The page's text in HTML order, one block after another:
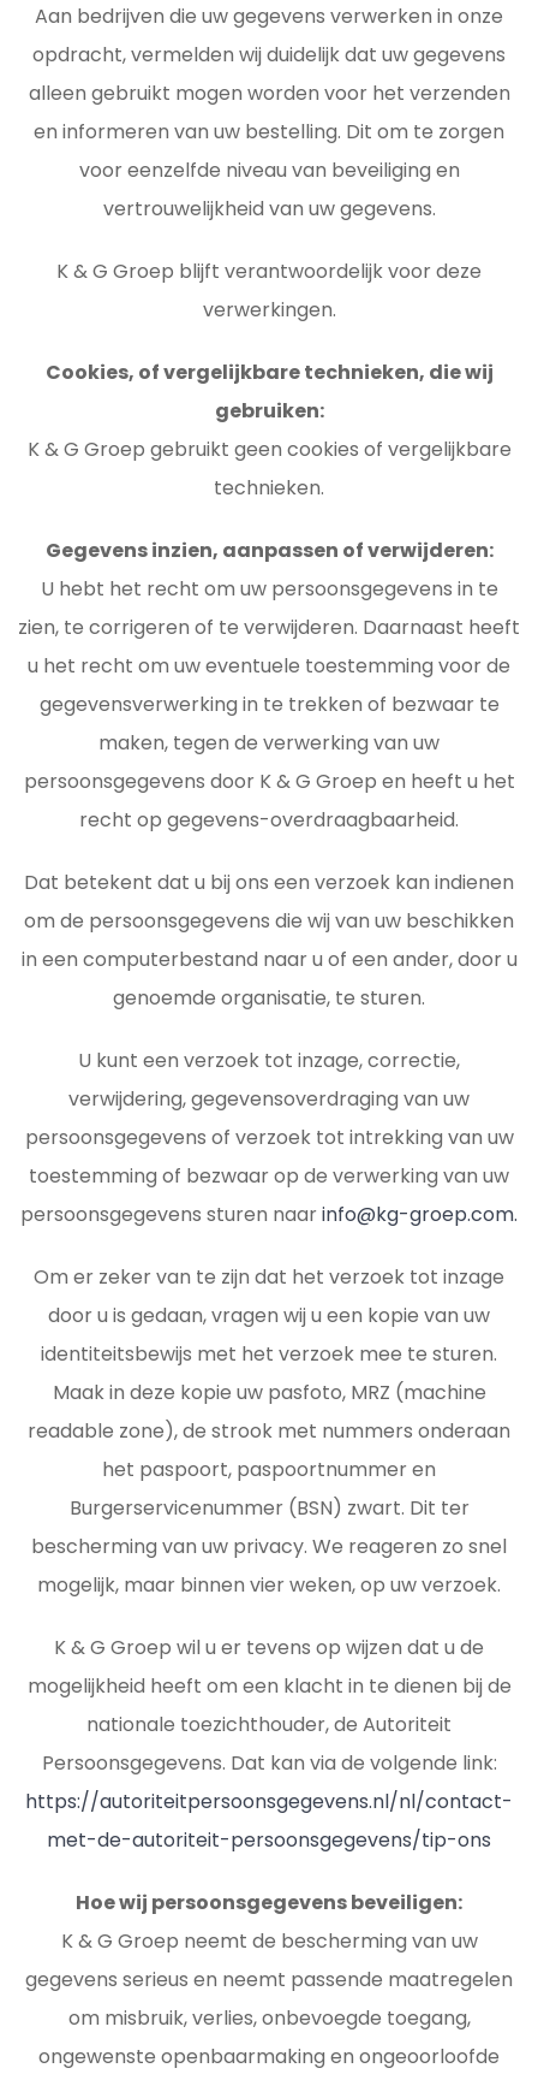
Aan bedrijven die uw gegevens verwerken in onze
opdracht, vermelden wij duidelijk dat uw gegevens
alleen gebruikt mogen worden voor het verzenden
en informeren van uw bestelling. Dit om te zorgen
voor eenzelfde niveau van beveiliging en
vertrouwelijkheid van uw gegevens.
K & G Groep blijft verantwoordelijk voor deze
verwerkingen.
Cookies, of vergelijkbare technieken, die wij
gebruiken:
K & G Groep gebruikt geen cookies of vergelijkbare
technieken.
Gegevens inzien, aanpassen of verwijderen:
U hebt het recht om uw persoonsgegevens in te
zien, te corrigeren of te verwijderen. Daarnaast heeft
u het recht om uw eventuele toestemming voor de
gegevensverwerking in te trekken of bezwaar te
maken, tegen de verwerking van uw
persoonsgegevens door K & G Groep en heeft u het
recht op gegevens-overdraagbaarheid.
Dat betekent dat u bij ons een verzoek kan indienen
om de persoonsgegevens die wij van uw beschikken
in een computerbestand naar u of een ander, door u
genoemde organisatie, te sturen.
U kunt een verzoek tot inzage, correctie,
verwijdering, gegevensoverdraging van uw
persoonsgegevens of verzoek tot intrekking van uw
toestemming of bezwaar op de verwerking van uw
persoonsgegevens sturen naarinfo@kg-groep.com.
Om er zeker van te zijn dat het verzoek tot inzage
door u is gedaan, vragen wij u een kopie van uw
identiteitsbewijs met het verzoek mee te sturen.
Maak in deze kopie uw pasfoto, MRZ (machine
readable zone), de strook met nummers onderaan
het paspoort, paspoortnummer en
Burgerservicenummer (BSN) zwart. Dit ter
bescherming van uw privacy. We reageren zo snel
mogelijk, maar binnen vier weken, op uw verzoek.
K & G Groep wil u er tevens op wijzen dat u de
mogelijkheid heeft om een klacht in te dienen bij de
nationale toezichthouder, de Autoriteit
Persoonsgegevens. Dat kan via de volgende link:
https://autoriteitpersoonsgegevens.nl/nl/contact-
met-de-autoriteit-persoonsgegevens/tip-ons
Hoe wij persoonsgegevens beveiligen:
K & G Groep neemt de bescherming van uw
gegevens serieus en neemt passende maatregelen
om misbruik, verlies, onbevoegde toegang,
ongewenste openbaarmaking en ongeoorloofde